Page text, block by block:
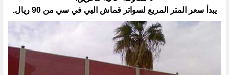
يبدأ سعر المتر المربع لسواتر قماش البي في سي من 90 ريال.